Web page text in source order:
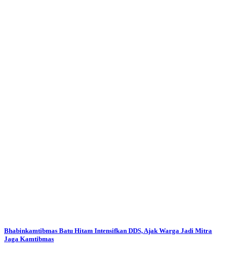
Bhabinkamtibmas Batu Hitam Intensifkan DDS, Ajak Warga Jadi Mitra
Jaga Kamtibmas